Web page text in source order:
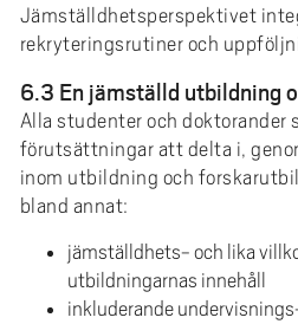
Jämställdhetsperspektivet
rekryteringsrutiner och
6.3 En jämställd utbildning
Alla studenter och doktorander
förutsättningar att delta i,
inom utbildning och
bland annat:
jämställdhets- och lika
utbildningarnas innehåll
inkluderande